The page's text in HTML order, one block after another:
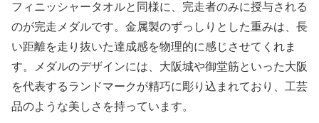
フィニッシャータオルと同様に、完走者のみに授与される
のが完走メダルです。金属製のずっしりとした重みは、長
い距離を走り抜いた達成感を物理的に感じさせてくれま
す。メダルのデザインには、大阪城や御堂筋といった大阪
を代表するランドマークが精巧に彫り込まれており、工芸
品のような美しさを持っています。